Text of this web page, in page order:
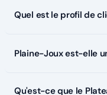
Quel est le profil de
Plaine-Joux est-elle
Qu'est-ce que le